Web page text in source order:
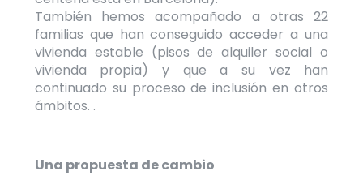
También hemos acompañado a otras 22
familias que han conseguido acceder a una
vivienda estable (pisos de alquiler social o
vivienda propia) y que a su vez han
continuado su proceso de inclusión en otros
ámbitos. .
Una propuesta de cambio